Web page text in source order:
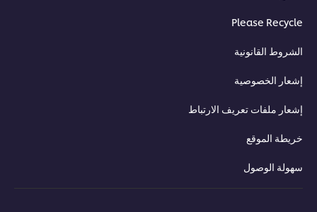
Please Recycle
الشروط القانونية
إشعار الخصوصية
إشعار ملفات تعريف الارتباط
خريطة الموقع
سهولة الوصول